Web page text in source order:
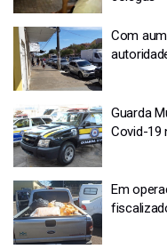
Com
Guarda
Covid-19
Em